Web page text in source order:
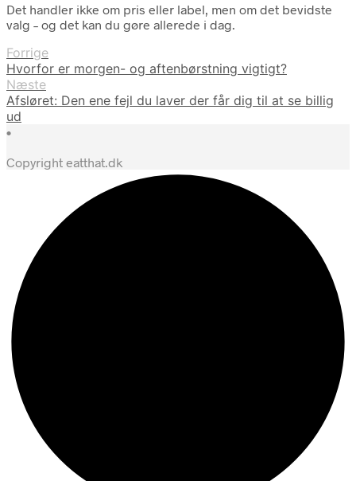
Det handler ikke om pris eller label, men om det bevidste
valg – og det kan du gøre allerede i dag.
Forrige
Hvorfor er morgen- og aftenbørstning vigtigt?
Næste
Afsløret: Den ene fejl du laver der får dig til at se billig
ud
•
Copyright eatthat.dk